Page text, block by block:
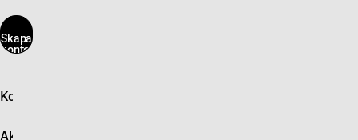
Skapa
konto
Skapa
här
Kontakta oss
Aktuellt